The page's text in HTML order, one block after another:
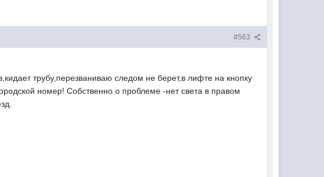
#563
трубу,перезваниваю следом не берет,в лифте на кнопку
номер! Собственно о проблеме -нет света в правом